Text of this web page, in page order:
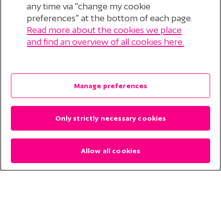
Bestuursbureau
Stichting Pensioenfonds voor Personeelsdiensten
(StiPP)
3700 AK Zeist
German can only be answered in Dutch. If you like,
you can visit the
English, or
Deutsche
webpages, or call Customer Services at (+31) (
© 2026 Stichting Pensioenfonds voor
Disclaimer
Privacyverklaring
Cookieverklaring
Cookie Preferences
any time via “change my cookie
preferences” at the bottom of each page.
Read more about the cookies we place
and find an overview of all cookies here.
Manage preferences
Only strictly necessary cookies
Allow all cookies